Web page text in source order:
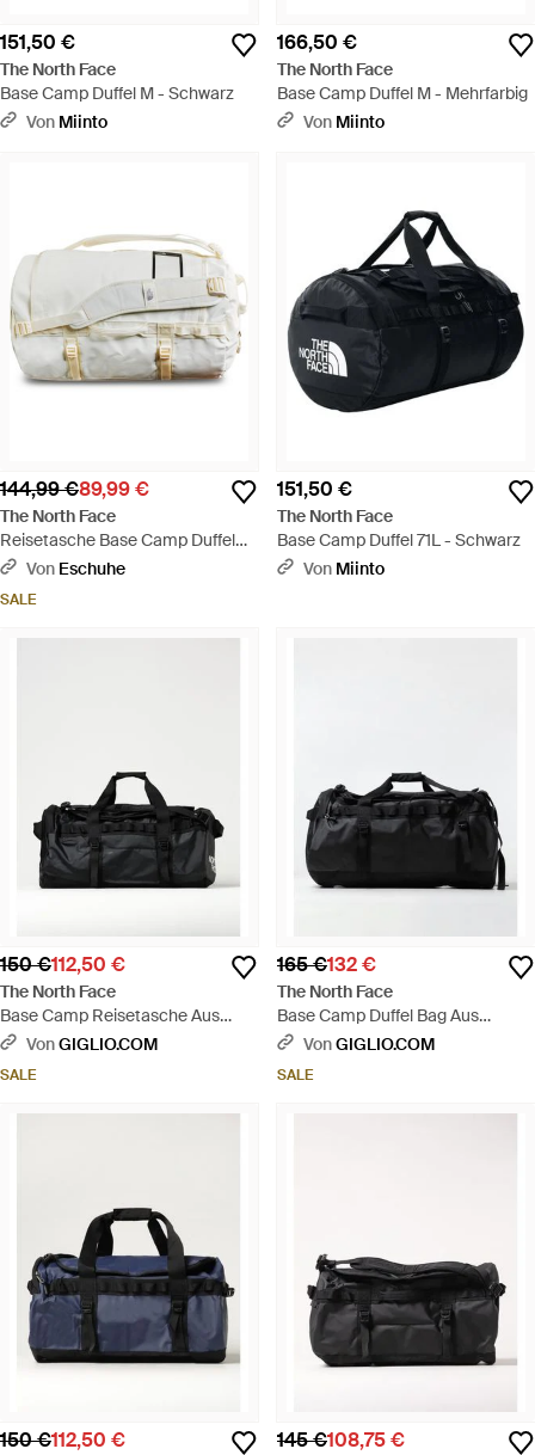
151,50 €
The North Face
Base Camp Duffel M - Schwarz
Von Miinto
166,50 €
The North Face
Base Camp Duffel M - Mehrfarbig
Von Miinto
144,99 €89,99 €
The North Face
Reisetasche Base Camp Duffel
50L Nf0A52Stubo1 - Mettallic
Von Eschuhe
SALE
151,50 €
The North Face
Base Camp Duffel 71L - Schwarz
Von Miinto
150 €112,50 €
The North Face
Base Camp Reisetasche Aus
Recyceltem Nylon - Schwarz
VonGIGLIO.COM
SALE
165 €132 €
The North Face
Base Camp Duffel Bag Aus
Recyceltem Nylon - Schwarz
VonGIGLIO.COM
SALE
150 €112,50 € 145 €108,75 €